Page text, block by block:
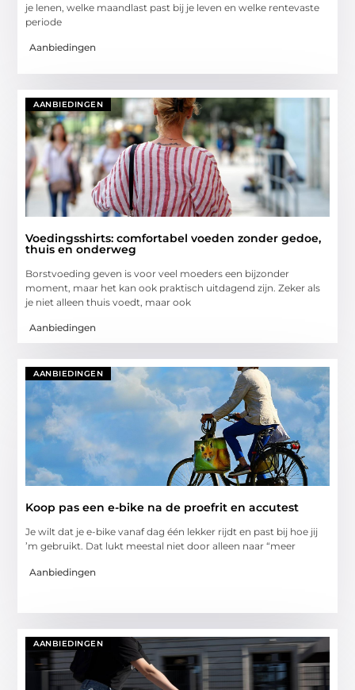
je lenen, welke maandlast past bij je leven en welke rentevaste
periode
Aanbiedingen
AANBIEDINGEN
Voedingsshirts: comfortabel voeden zonder gedoe,
thuis en onderweg
Borstvoeding geven is voor veel moeders een bijzonder
moment, maar het kan ook praktisch uitdagend zijn. Zeker als
je niet alleen thuis voedt, maar ook
Aanbiedingen
AANBIEDINGEN
Koop pas een e-bike na de proefrit en accutest
Je wilt dat je e-bike vanaf dag één lekker rijdt en past bij hoe jij
’m gebruikt. Dat lukt meestal niet door alleen naar “meer
Aanbiedingen
AANBIEDINGEN